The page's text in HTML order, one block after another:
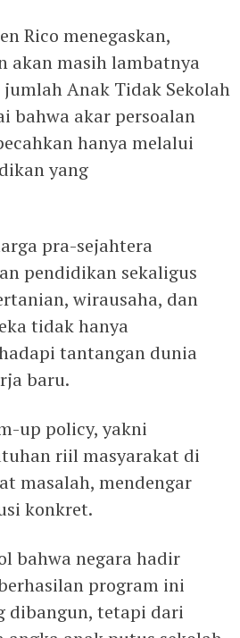
Rico menegaskan,
akan masih lambatnya
Anak Tidak Sekolah
bahwa akar persoalan
hanya melalui
yang
pra-sejahtera
pendidikan sekaligus
wirausaha, dan
tidak hanya
tantangan dunia
baru.
up policy, yakni
riil masyarakat di
masalah, mendengar
konkret.
bahwa negara hadir
program ini
dibangun, tetapi dari